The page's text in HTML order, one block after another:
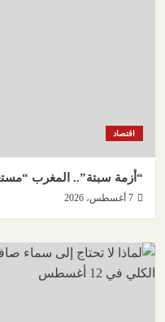
اقتصاد
“أزمة سبتة”.. المغرب
7 أغسطس، 2026